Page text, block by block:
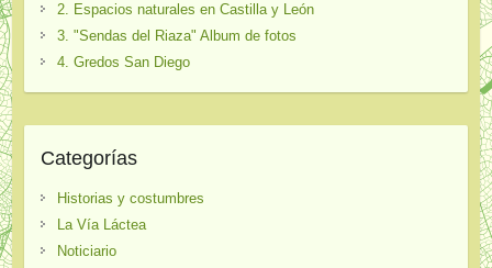
2. Espacios naturales en Castilla y León
3. "Sendas del Riaza" Album de fotos
4. Gredos San Diego
Categorías
Historias y costumbres
La Vía Láctea
Noticiario